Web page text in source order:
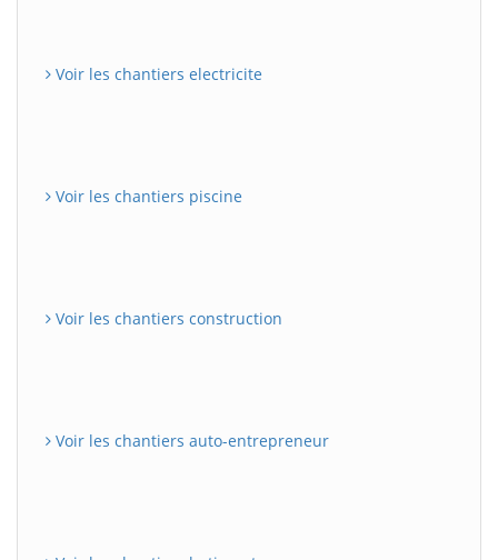
Voir les chantiers electricite
Voir les chantiers piscine
Voir les chantiers construction
Voir les chantiers auto-entrepreneur